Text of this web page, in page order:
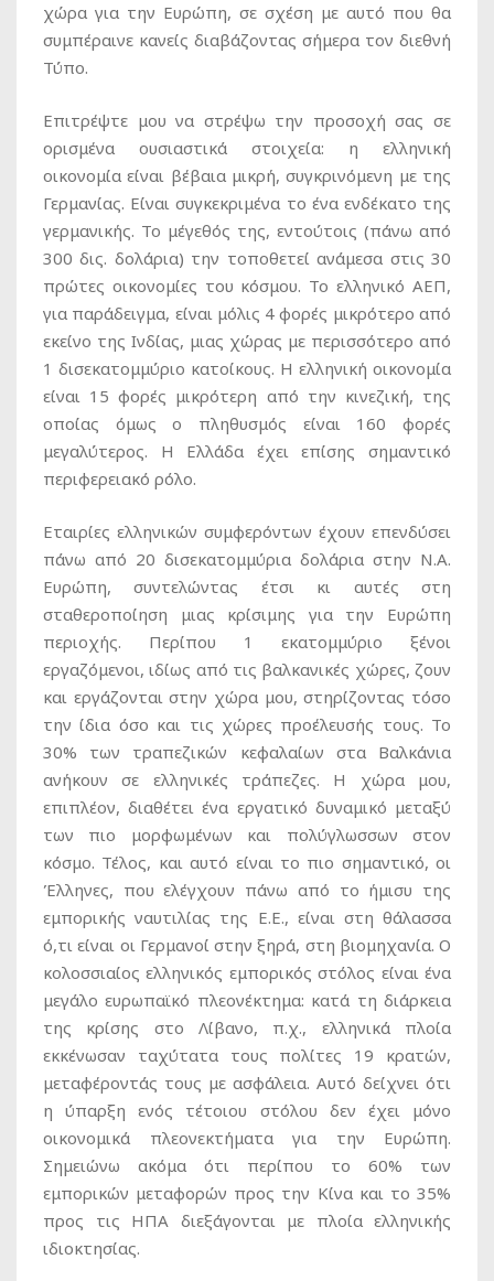
χώρα για την Ευρώπη, σε σχέση με αυτό που θα
συμπέραινε κανείς διαβάζοντας σήμερα τον διεθνή
Τύπο.
Επιτρέψτε μου να στρέψω την προσοχή σας σε
ορισμένα ουσιαστικά στοιχεία: η ελληνική
οικονομία είναι βέβαια μικρή, συγκρινόμενη με της
Γερμανίας. Είναι συγκεκριμένα το ένα ενδέκατο της
γερμανικής. Το μέγεθός της, εντούτοις (πάνω από
300 δις. δολάρια) την τοποθετεί ανάμεσα στις 30
πρώτες οικονομίες του κόσμου. Το ελληνικό ΑΕΠ,
για παράδειγμα, είναι μόλις 4 φορές μικρότερο από
εκείνο της Ινδίας, μιας χώρας με περισσότερο από
1 δισεκατομμύριο κατοίκους. Η ελληνική οικονομία
είναι 15 φορές μικρότερη από την κινεζική, της
οποίας όμως ο πληθυσμός είναι 160 φορές
μεγαλύτερος. Η Ελλάδα έχει επίσης σημαντικό
περιφερειακό ρόλο.
Εταιρίες ελληνικών συμφερόντων έχουν επενδύσει
πάνω από 20 δισεκατομμύρια δολάρια στην Ν.Α.
Ευρώπη, συντελώντας έτσι κι αυτές στη
σταθεροποίηση μιας κρίσιμης για την Ευρώπη
περιοχής. Περίπου 1 εκατομμύριο ξένοι
εργαζόμενοι, ιδίως από τις βαλκανικές χώρες, ζουν
και εργάζονται στην χώρα μου, στηρίζοντας τόσο
την ίδια όσο και τις χώρες προέλευσής τους. Το
30% των τραπεζικών κεφαλαίων στα Βαλκάνια
ανήκουν σε ελληνικές τράπεζες. Η χώρα μου,
επιπλέον, διαθέτει ένα εργατικό δυναμικό μεταξύ
των πιο μορφωμένων και πολύγλωσσων στον
κόσμο. Τέλος, και αυτό είναι το πιο σημαντικό, οι
Έλληνες, που ελέγχουν πάνω από το ήμισυ της
εμπορικής ναυτιλίας της Ε.Ε., είναι στη θάλασσα
ό,τι είναι οι Γερμανοί στην ξηρά, στη βιομηχανία. Ο
κολοσσιαίος ελληνικός εμπορικός στόλος είναι ένα
μεγάλο ευρωπαϊκό πλεονέκτημα: κατά τη διάρκεια
της κρίσης στο Λίβανο, π.χ., ελληνικά πλοία
εκκένωσαν ταχύτατα τους πολίτες 19 κρατών,
μεταφέροντάς τους με ασφάλεια. Αυτό δείχνει ότι
η ύπαρξη ενός τέτοιου στόλου δεν έχει μόνο
οικονομικά πλεονεκτήματα για την Ευρώπη.
Σημειώνω ακόμα ότι περίπου το 60% των
εμπορικών μεταφορών προς την Κίνα και το 35%
προς τις ΗΠΑ διεξάγονται με πλοία ελληνικής
ιδιοκτησίας.